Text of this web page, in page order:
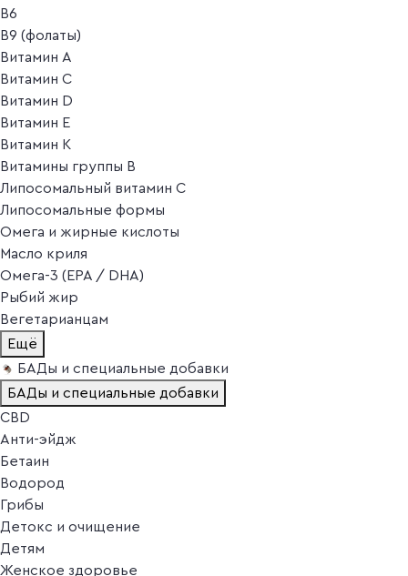
В6
В9 (фолаты)
Витамин A
Витамин C
Витамин D
Витамин E
Витамин K
Витамины группы B
Липосомальный витамин C
Липосомальные формы
Омега и жирные кислоты
Масло криля
Омега-3 (EPA / DHA)
Рыбий жир
Вегетарианцам
Ещё
БАДы и специальные добавки
БАДы и специальные добавки
CBD
Анти-эйдж
Бетаин
Водород
Грибы
Детокс и очищение
Детям
Женское здоровье